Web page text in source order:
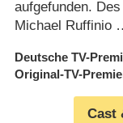
aufgefunden.
Michael Ruffinio
Deutsche TV-
Original-TV-
Cast